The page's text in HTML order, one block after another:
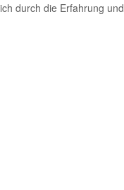
durch die Erfahrung und